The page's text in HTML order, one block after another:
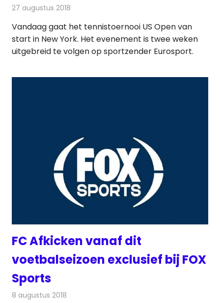
27 augustus 2018
Vandaag gaat het tennistoernooi US Open van
start in New York. Het evenement is twee weken
uitgebreid te volgen op sportzender Eurosport.
FC Afkicken vanaf dit
voetbalseizoen exclusief bij FOX
Sports
8 augustus 2018